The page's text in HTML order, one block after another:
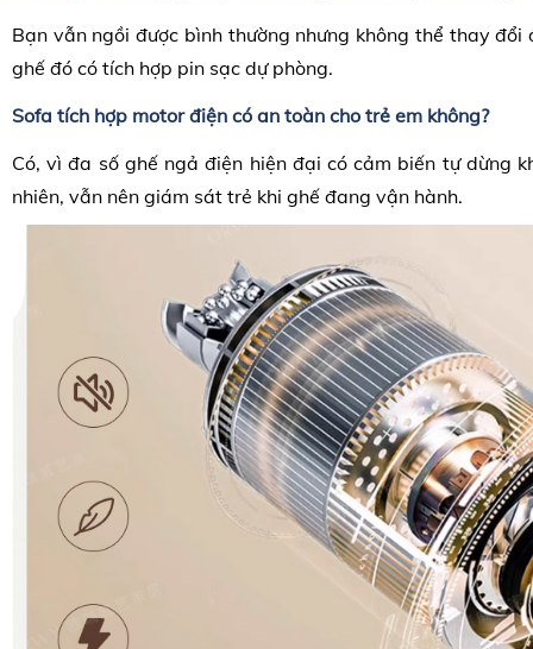
Bạn vẫn ngồi được bình thường nhưng không thể thay đổi
ghế đó có tích hợp pin sạc dự phòng.
Sofa tích hợp motor điện có an toàn cho trẻ em không?
Có, vì đa số ghế ngả điện hiện đại có cảm biến tự dừng
nhiên, vẫn nên giám sát trẻ khi ghế đang vận hành.